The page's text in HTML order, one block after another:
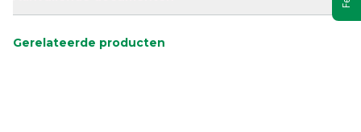
Gerelateerde producten